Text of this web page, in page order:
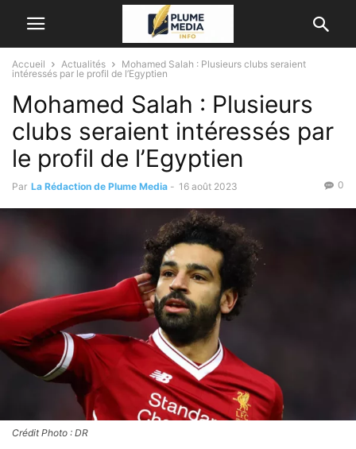
Accueil Actualités
Mohamed Salah : Plusieurs clubs seraient
intéressés par le profil de l’Egyptien
Mohamed Salah : Plusieurs
clubs seraient intéressés par
le profil de l’Egyptien
Par La Rédaction de Plume Media - 16 août 2023 0
Crédit Photo : DR